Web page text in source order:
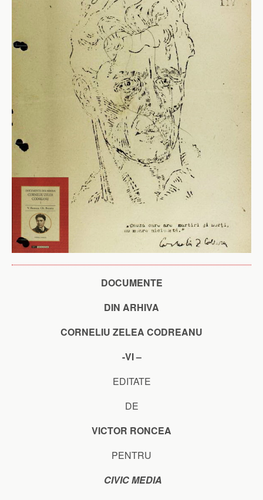
DOCUMENTE
DIN ARHIVA
CORNELIU ZELEA CODREANU
-VI –
EDITATE
DE
VICTOR RONCEA
PENTRU
CIVIC MEDIA